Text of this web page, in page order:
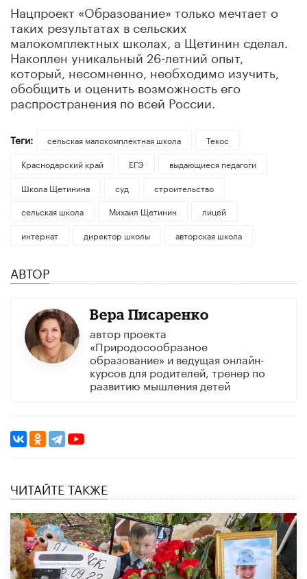
Нацпроект «Образование» только мечтает о
таких результатах в сельских
малокомплектных школах, а Щетинин сделал.
Накоплен уникальный 26-летний опыт,
который, несомненно, необходимо изучить,
обобщить и оценить возможность его
распространения по всей России.
Теги: сельская малокомплектная школа
Текос
Краснодарский край
ЕГЭ
выдающиеся педагоги
Школа Щетинина
суд
строительство
сельская школа
Михаил Щетинин
лицей
интернат
директор школы авторская школа
АВТОР
Вера Писаренко
автор проекта
«Природосообразное
образование» и ведущая онлайн-
курсов для родителей, тренер по
развитию мышления детей
ЧИТАЙТЕ ТАКЖЕ